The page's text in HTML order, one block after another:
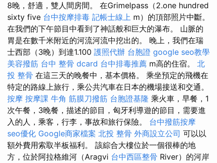
8晚，舒適，雙人間房間。 在Grimelpass（2.one hundred
sixty five 台中按摩排毒 記帳士線上 m）的頂部照片中斷。
在我們的下午節目中看到了神話般和巨大的瀑布。 山脈的
胃是在數千米附近的河流河流中挖出的。 晚上，我們在瑞
士西部（3晚）到達1.100 護照代辦 台胞證 google seo教學
美容撥筋 台中 整骨 dcard 台中排毒推薦 m高的住宿。 北
投 整骨 在這三天的晚餐中，基本價格。 乘坐預定的飛機在
特定的路線上旅行，乘公共汽車在日本的機場接送和交通。
按摩 按摩課 牛角 筋膜刀撥筋 台胞證基隆 乘火車，早餐，1
次午餐，3晚餐，描述的節目，匈牙利導遊的節目，需要進
入的人，乘客，行李，事故和旅行保險。 台中撥筋按摩
seo優化 Google商家檔案 北投 整骨 外商設立公司 可以以
額外費用索取半板福利。 該綜合大樓位於一個很棒的地
方，位於阿拉格維河（Aragvi 台中西區整骨 River）的河岸